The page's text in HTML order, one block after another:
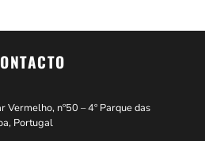
Vermelho, nº50 – 4º Parque das
Portugal